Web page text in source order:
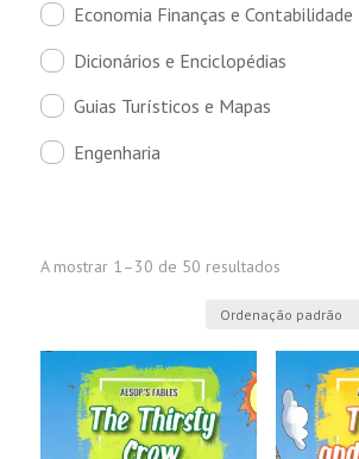
Economia Finanças e Contabilidade
Dicionários e Enciclopédias
Guias Turísticos e Mapas
Engenharia
A mostrar 1–30 de 50 resultados